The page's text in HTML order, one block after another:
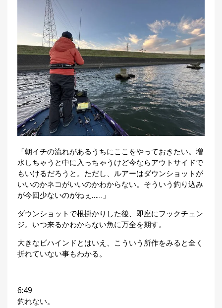
「朝イチの流れがあるうちにここをやっておきたい。増
水しちゃうと中に入っちゃうけど今ならアウトサイドで
もいけるだろうと。ただし、ルアーはダウンショットが
いいのかネコがいいのかわからない。そういう釣り込み
が今回少ないのがねぇ……」
ダウンショットで根掛かりした後、即座にフックチェン
ジ。いつ来るかわからない魚に万全を期す。
大きなビハインドとはいえ、こういう所作をみると全く
折れていない事もわかる。
6:49
釣れない。